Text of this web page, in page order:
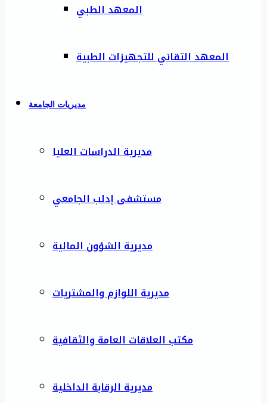
المعهد الطبي
المعهد التقاني للتجهيزات الطبية
مديريات الجامعة
مديرية الدراسات العليا
مستشفى إدلب الجامعي
مديرية الشؤون المالية
مديرية اللوازم والمشتريات
مكتب العلاقات العامة والثقافية
مديرية الرقابة الداخلية